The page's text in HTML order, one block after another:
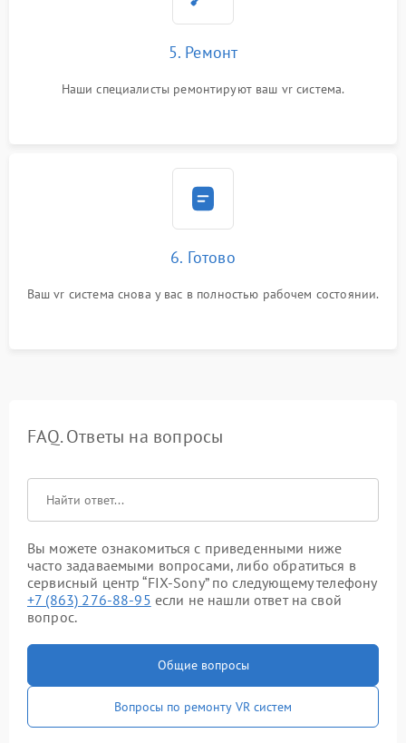
5. Ремонт
Наши специалисты ремонтируют ваш vr система.
6. Готово
Ваш vr система снова у вас в полностью рабочем состоянии.
FAQ. Ответы на вопросы
Вы можете ознакомиться с приведенными ниже
часто задаваемыми вопросами, либо обратиться в
сервисный центр “FIX-Sony” по следующему телефону
+7 (863) 276-88-95 если не нашли ответ на свой
вопрос.
Общие вопросы
Вопросы по ремонту VR систем